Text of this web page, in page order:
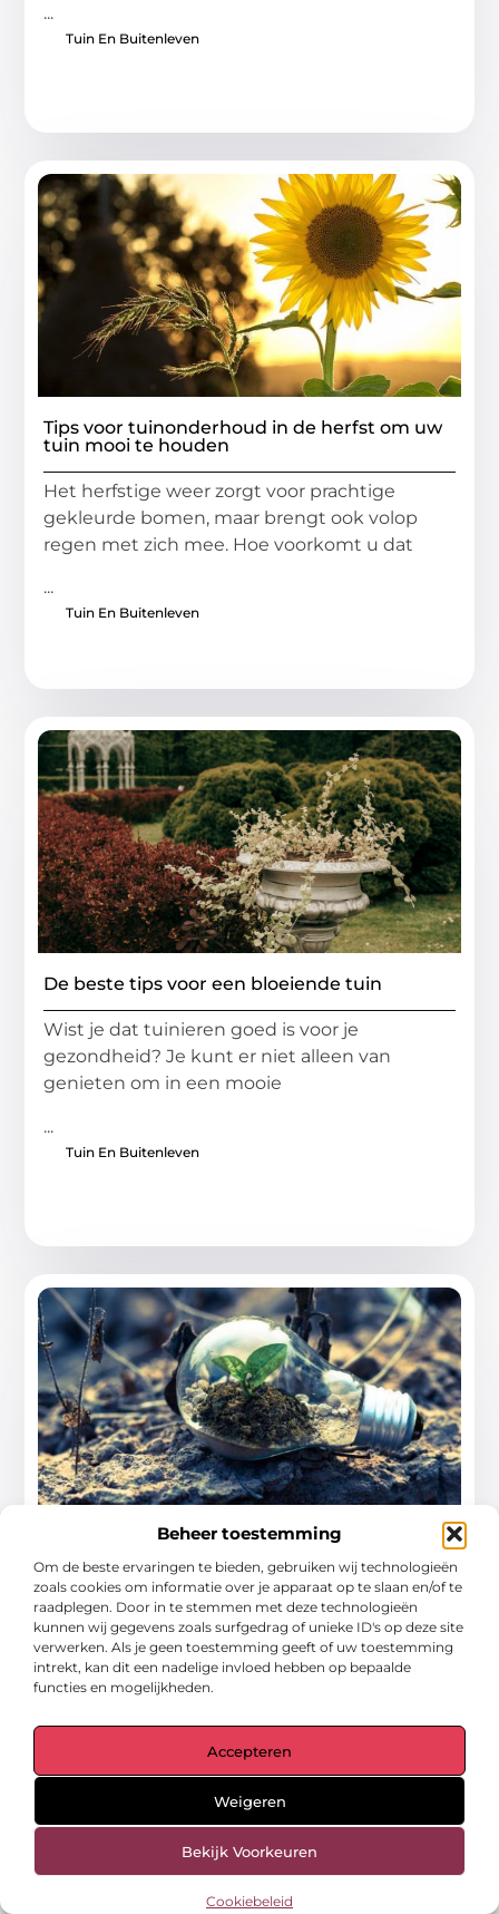
Beheer toestemming
Om de beste ervaringen te bieden, gebruiken wij technologieën
zoals cookies om informatie over je apparaat op te slaan en/of te
raadplegen. Door in te stemmen met deze technologieën
kunnen wij gegevens zoals surfgedrag of unieke ID's op deze site
verwerken. Als je geen toestemming geeft of uw toestemming
intrekt, kan dit een nadelige invloed hebben op bepaalde
functies en mogelijkheden.
Accepteren
Weigeren
Bekijk Voorkeuren
Cookiebeleid
...
Tuin En Buitenleven
Tips voor tuinonderhoud in de herfst om uw
tuin mooi te houden
Het herfstige weer zorgt voor prachtige
gekleurde bomen, maar brengt ook volop
regen met zich mee. Hoe voorkomt u dat
...
Tuin En Buitenleven
De beste tips voor een bloeiende tuin
Wist je dat tuinieren goed is voor je
gezondheid? Je kunt er niet alleen van
genieten om in een mooie
...
Tuin En Buitenleven
Hovenier vacature
Ben jij op zoek naar een hovenier vacature? In
dat geval kun je onze website eens bekijken,
want wij hebben
...